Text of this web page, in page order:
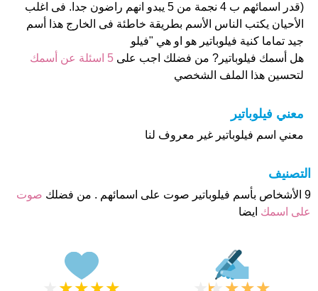
(قدر اسمائهم ب 4 نجمة من 5 يبدو انهم راضون جدا. فى اغلب
الأحيان يكتب الناس الأسم بطريقة خاطئة فى الخارج هذا أسم
جيد تماما كنية فيلوباتير هو او هي "فيلو
هل أسمك فيلوباتير? من فضلك اجب على 5 اسئلة عن أسمك
لتحسين هذا الملف الشخصي
معني فيلوباتير
معني اسم فيلوباتير غير معروف لنا
التصنيف
9 الأشخاص بأسم فيلوباتير صوت على اسمائهم . من فضلك
صوت
على اسمك ايضا